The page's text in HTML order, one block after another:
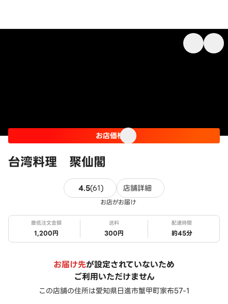
台湾料理 聚仙閣
お店価格
4.5(61) 61件のレビュー
店舗詳細
お店がお届け
最低注文金額
1,200円
送料
300円
配達時間
約45分
お届け先が設定されていないため
ご利用いただけません
この店舗の住所は愛知県日進市蟹甲町家布57-1